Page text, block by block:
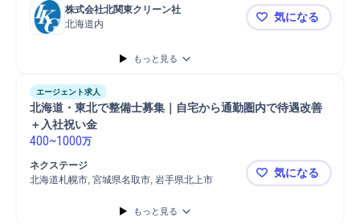
株式会社北関東クリーン社
北海道内
札幌【軽板
気になる
もっと見る
エージェント求人
北海道・東北で整備士募集｜自宅から通勤圏内で待遇改善
＋入社祝い金
400~1000万
ネクステージ
北海道札幌市, 宮城県名取市, 岩手県北上市
北海道・東
気になる
もっと見る